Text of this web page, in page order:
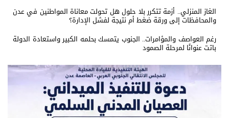
الغاز المنزلي.. أزمة تتكرر بلا حلول هل تحولت معاناة المواطنين في عدن
والمحافظات إلى ورقة ضغط أم نتيجة لفشل الإدارة؟
رغم العواصف والمؤامرات.. الجنوب يتمسك بحلمه الكبير واستعادة الدولة
باتت عنوانًا لمرحلة الصمود